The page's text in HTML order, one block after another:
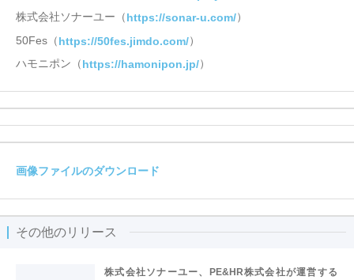
株式会社ソナーユー（ https://sonar-u.com/）
50Fes（https://50fes.jimdo.com/）
ハモニポン（https://hamonipon.jp/）
画像ファイルのダウンロード
その他のリリース
株式会社ソナーユー、PE&HR株式会社が運営する